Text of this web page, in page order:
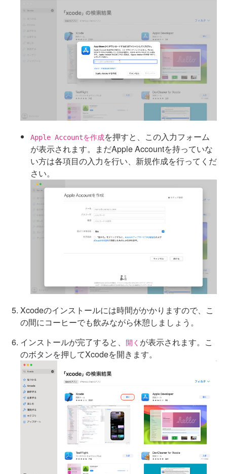
Apple Accountを作成を押すと、この入力フォーム
が表示されます。まだApple Accountを持っていな
い方は各項目の入力を行い、新規作成を行ってくだ
さい。
Xcodeのインストールには時間がかかりますので、こ
の間にコーヒーでも飲みながら休憩しましょう。
インストールが完了すると、
開く が表示されます。こ
のボタンを押してXcodeを開きます。